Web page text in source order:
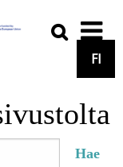
FI